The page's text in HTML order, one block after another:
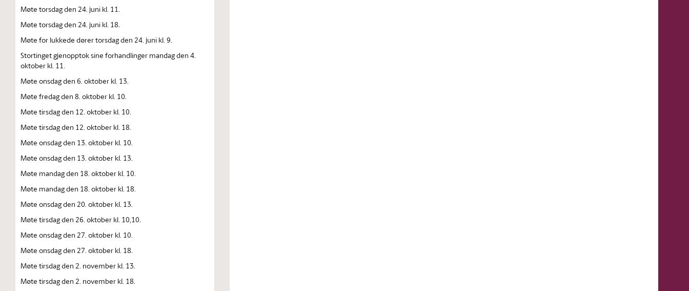
Møte torsdag den 24. juni kl. 11.
Møte torsdag den 24. juni kl. 18.
Møte for lukkede dører torsdag den 24. juni kl. 9.
Stortinget gjenopptok sine forhandlinger mandag den 4.
oktober kl. 11.
Møte onsdag den 6. oktober kl. 13.
Møte fredag den 8. oktober kl. 10.
Møte tirsdag den 12. oktober kl. 10.
Møte tirsdag den 12. oktober kl. 18.
Møte onsdag den 13. oktober kl. 10.
Møte onsdag den 13. oktober kl. 13.
Møte mandag den 18. oktober kl. 10.
Møte mandag den 18. oktober kl. 18.
Møte onsdag den 20. oktober kl. 13.
Møte tirsdag den 26. oktober kl. 10,10.
Møte onsdag den 27. oktober kl. 10.
Møte onsdag den 27. oktober kl. 18.
Møte tirsdag den 2. november kl. 13.
Møte tirsdag den 2. november kl. 18.